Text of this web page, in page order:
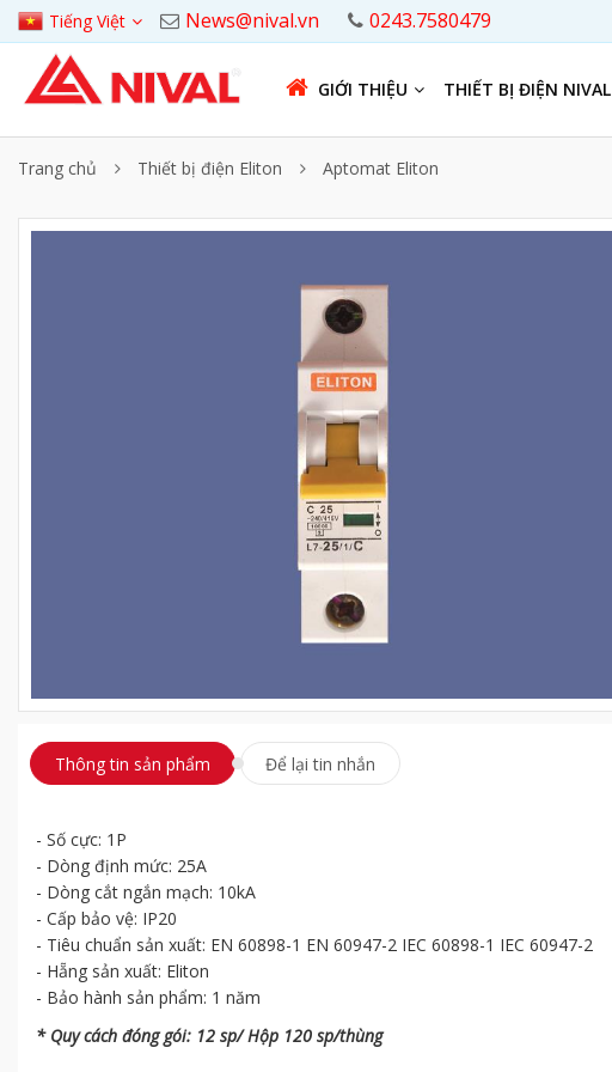
Tiếng Việt News@nival.vn 0243.7580479
GIỚI THIỆU THIẾT BỊ ĐIỆN NIVAL
Trang chủ Thiết bị điện Eliton Aptomat Eliton
Thông tin sản phẩm Để lại tin nhắn
- Số cực: 1P
- Dòng định mức: 25A
- Dòng cắt ngắn mạch: 10kA
- Cấp bảo vệ: IP20
- Tiêu chuẩn sản xuất: EN 60898-1 EN 60947-2 IEC 60898-1 IEC 60947-2
- Hẵng sản xuất: Eliton
- Bảo hành sản phẩm: 1 năm
* Quy cách đóng gói: 12 sp/ Hộp 120 sp/thùng